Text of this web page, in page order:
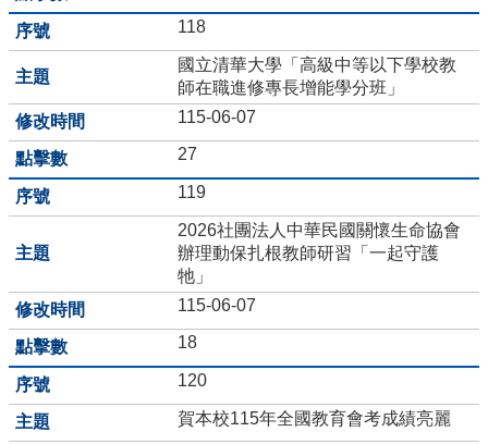
金
專
認
識
本
校
校
樹
資
訊
平
台
行
事
118
國立清華大學「高級中等以下學校教
師在職進修專長增能學分班」
115-06-07
27
119
2026社團法人中華民國關懷生命協會
辦理動保扎根教師研習「一起守護
牠」
115-06-07
18
120
賀本校115年全國教育會考成績亮麗